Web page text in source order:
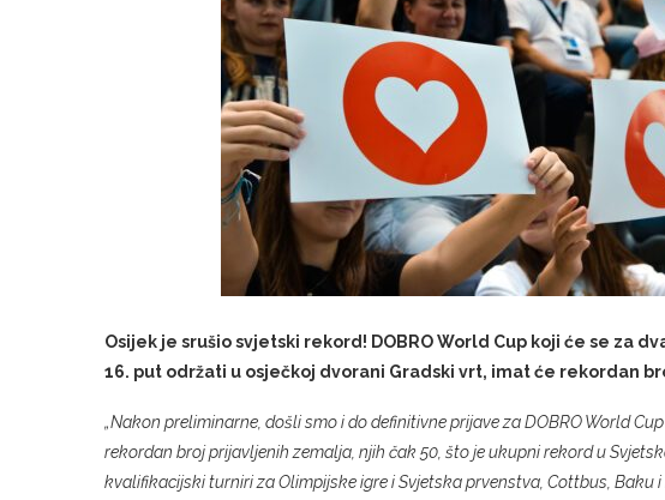
Osijek je srušio svjetski rekord! DOBRO World Cup koji će se za
16. put održati u osječkoj dvorani Gradski vrt, imat će rekordan
„Nakon preliminarne, došli smo i do definitivne prijave za DOBRO World
rekordan broj prijavljenih zemalja, njih čak 50, što je ukupni rekord u
kvalifikacijski turniri za Olimpijske igre i Svjetska prvenstva, Cottbus, Baku